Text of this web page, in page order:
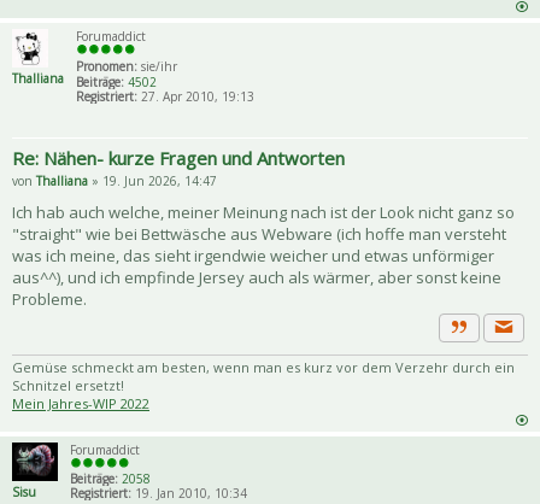
Thalliana
Forumaddict
Pronomen: sie/ihr
Beiträge: 4502
Registriert: 27. Apr 2010, 19:13
Re: Nähen- kurze Fragen und Antworten
vonThalliana » 19. Jun 2026, 14:47
Ich hab auch welche, meiner Meinung nach ist der Look nicht ganz so
"straight" wie bei Bettwäsche aus Webware (ich hoffe man versteht
was ich meine, das sieht irgendwie weicher und etwas unförmiger
aus^^), und ich empfinde Jersey auch als wärmer, aber sonst keine
Probleme.
Zitat
Gemüse schmeckt am besten, wenn man es kurz vor dem Verzehr durch ein
Schnitzel ersetzt!
Mein Jahres-WIP 2022
Sisu
Forumaddict
Beiträge: 2058
Registriert:19. Jan 2010, 10:34